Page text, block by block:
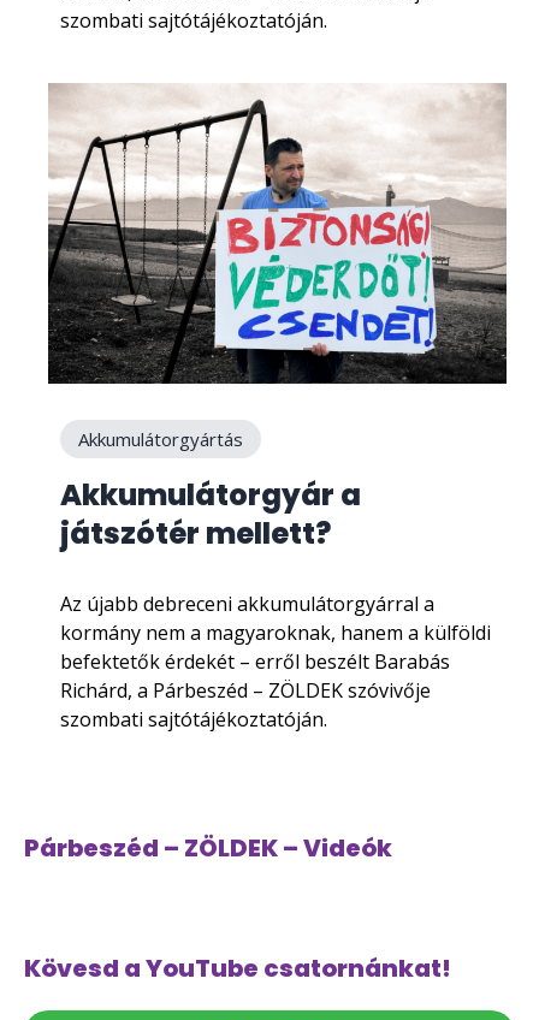
szombati sajtótájékoztatóján.
Akkumulátorgyártás
Akkumulátorgyár a
játszótér mellett?
Az újabb debreceni akkumulátorgyárral a
kormány nem a magyaroknak, hanem a külföldi
befektetők érdekét – erről beszélt Barabás
Richárd, a Párbeszéd – ZÖLDEK szóvivője
szombati sajtótájékoztatóján.
Párbeszéd – ZÖLDEK – Videók
Kövesd a YouTube csatornánkat!